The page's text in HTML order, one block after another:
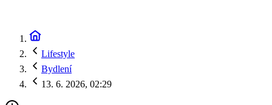
Lifestyle
Bydlení
13. 6. 2026, 02:29